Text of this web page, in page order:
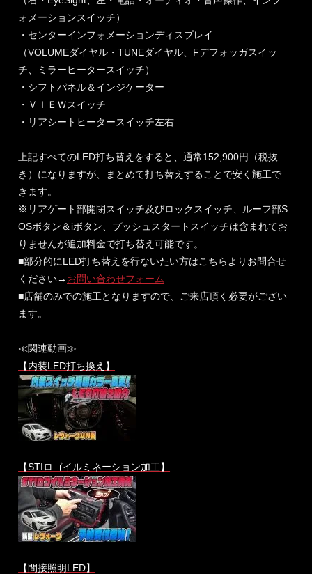
ォメーションスイッチ）
・センターインフォメーションディスプレイ
（VOLUMEダイヤル・TUNEダイヤル、Fデフォッガスイッ
チ、ミラーヒータースイッチ）
・シフトパネル＆インジケーター
・ＶＩＥＷスイッチ
・リアシートヒータースイッチ左右
上記すべてのLED打ち替えをすると、通常152,900円（税抜
き）になりますが、まとめて打ち替えすることで安く施工で
きます。
※リアゲート部開閉スイッチ及びロックスイッチ、ルーフ部S
OSボタン＆iボタン、プッシュスタートスイッチは含まれてお
りませんが追加料金で打ち替え可能です。
■部分的にLED打ち替えを行ないたい方はこちらよりお問合せ
ください→ お問い合わせフォーム
■店舗のみでの施工となりますので、ご来店頂く必要がござい
ます。
≪関連動画≫
【内装LED打ち換え】
【STIロゴイルミネーション加工】
【間接照明LED】